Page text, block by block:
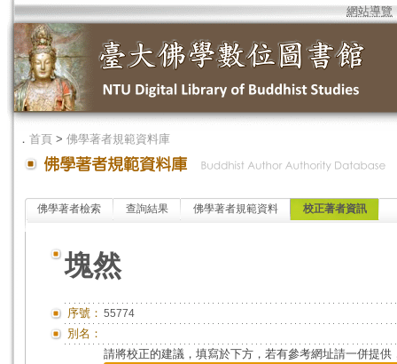
網站導覽
． 首頁 > 佛學著者規範資料庫
佛學著者檢索 查詢結果 佛學著者規範資料 校正著者資訊
塊然
序號： 55774
別名：
請將校正的建議，填寫於下方，若有參考網址請一併提供